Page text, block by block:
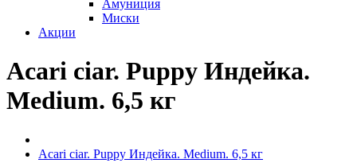
Амуниция
Миски
Акции
Acari ciar. Puppy Индейка.
Medium. 6,5 кг
Acari ciar. Puppy Индейка. Medium. 6,5 кг